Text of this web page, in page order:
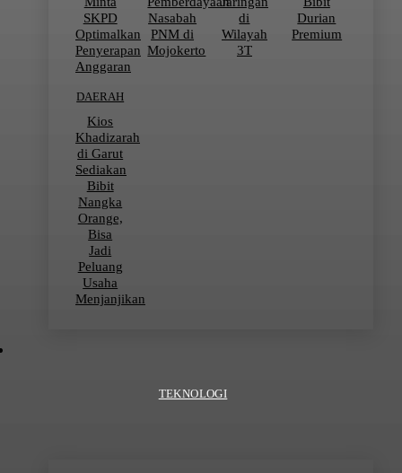
SKPD
Optimalkan
Penyerapan
Anggaran
Nasabah
PNM di
Mojokerto
di
Wilayah
3T
Durian
Premium
DAERAH
Kios
Khadizarah
di Garut
Sediakan
Bibit
Nangka
Orange,
Bisa
Jadi
Peluang
Usaha
Menjanjikan
TEKNOLOGI